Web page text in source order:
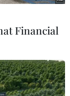
cho
Financial